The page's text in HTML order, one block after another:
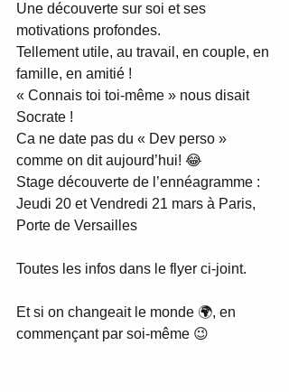
Une découverte sur soi et ses
motivations profondes.
Tellement utile, au travail, en couple, en
famille, en amitié !
« Connais toi toi-même » nous disait
Socrate !
Ca ne date pas du « Dev perso »
comme on dit aujourd’hui! 😂
Stage découverte de l’ennéagramme :
Jeudi 20 et Vendredi 21 mars à Paris,
Porte de Versailles
Toutes les infos dans le flyer ci-joint.
Et si on changeait le monde 🌍, en
commençant par soi-même 😉